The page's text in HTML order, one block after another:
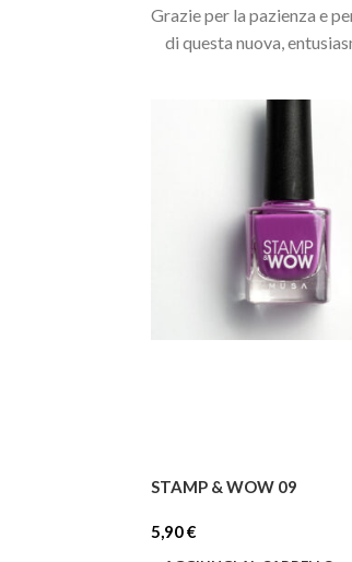
Grazie per la pazienza e
di questa nuova,
STAMP & WOW 09
5,90€